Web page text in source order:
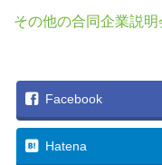
その他の合同企業説
Facebook
Hatena